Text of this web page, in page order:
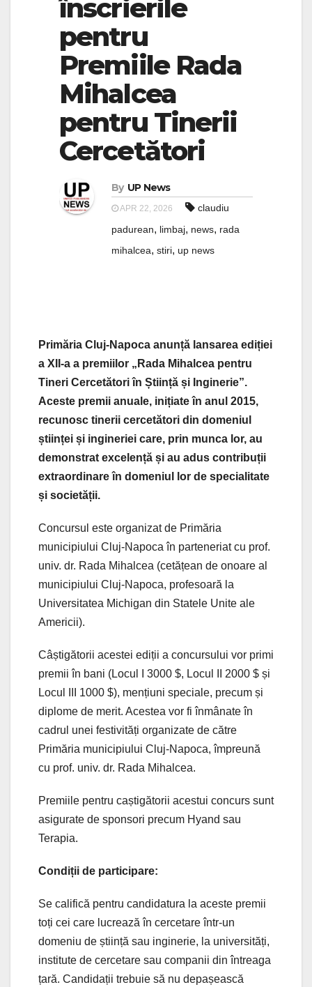
înscrierile
pentru
Premiile Rada
Mihalcea
pentru Tinerii
Cercetători
By UP News
APR 22, 2026
claudiu
padurean, limbaj, news, rada
mihalcea, stiri, up news
Primăria Cluj-Napoca anunță lansarea ediției
a XII-a a premiilor „Rada Mihalcea pentru
Tineri Cercetători în Știință și Inginerie”.
Aceste premii anuale, inițiate în anul 2015,
recunosc tinerii cercetători din domeniul
științei și ingineriei care, prin munca lor, au
demonstrat excelență și au adus contribuții
extraordinare în domeniul lor de specialitate
și societății.
Concursul este organizat de Primăria
municipiului Cluj-Napoca în parteneriat cu prof.
univ. dr. Rada Mihalcea (cetățean de onoare al
municipiului Cluj-Napoca, profesoară la
Universitatea Michigan din Statele Unite ale
Americii).
Câștigătorii acestei ediții a concursului vor primi
premii în bani (Locul I 3000 $, Locul II 2000 $ și
Locul III 1000 $), mențiuni speciale, precum și
diplome de merit. Acestea vor fi înmânate în
cadrul unei festivități organizate de către
Primăria municipiului Cluj-Napoca, împreună
cu prof. univ. dr. Rada Mihalcea.
Premiile pentru caștigătorii acestui concurs sunt
asigurate de sponsori precum Hyand sau
Terapia.
Condiții de participare:
Se califică pentru candidatura la aceste premii
toți cei care lucrează în cercetare într-un
domeniu de știință sau inginerie, la universități,
institute de cercetare sau companii din întreaga
țară. Candidații trebuie să nu depașească